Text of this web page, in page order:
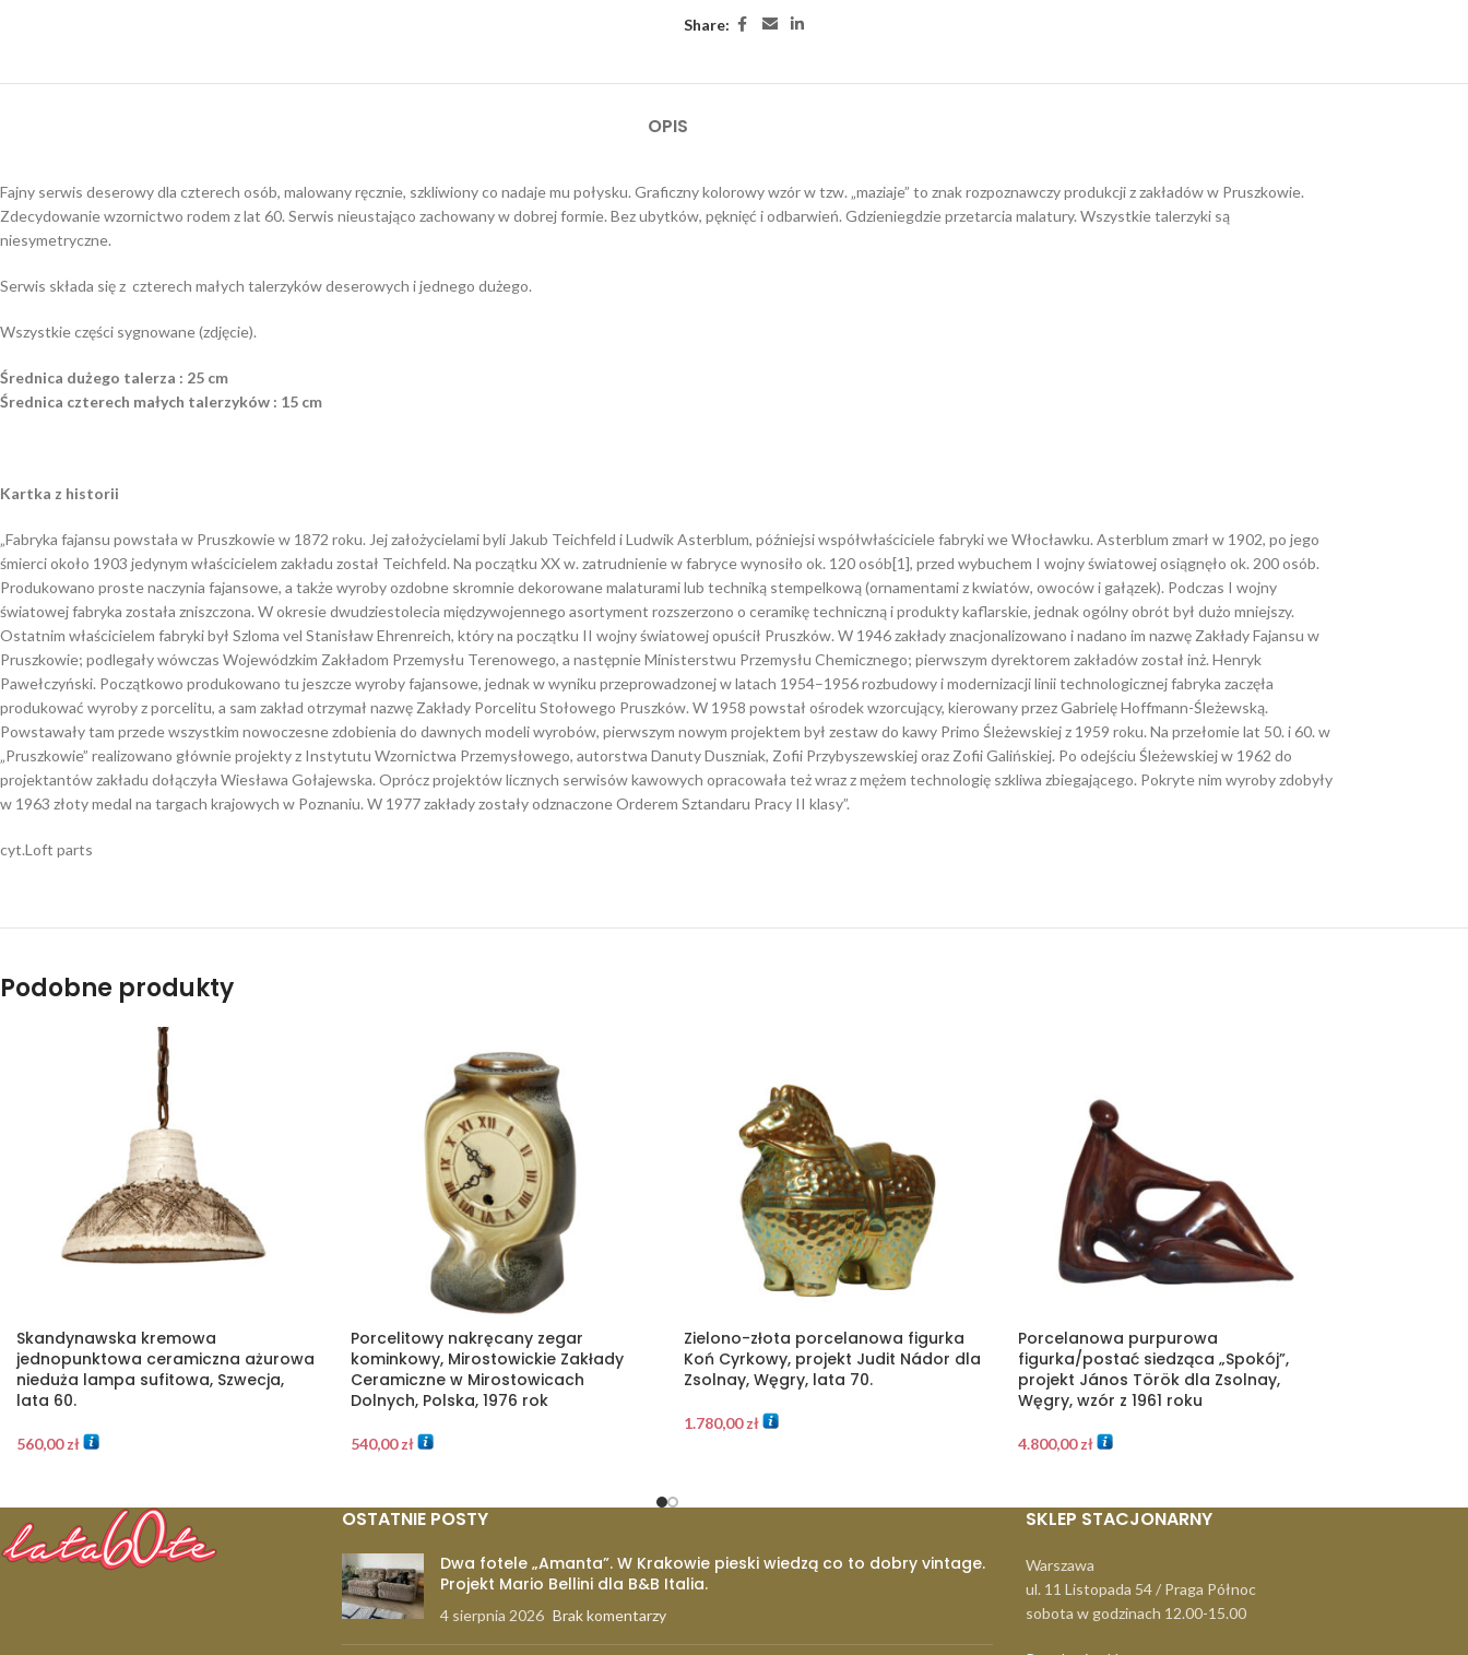
Share:
OPIS
Fajny serwis deserowy dla czterech osób, malowany ręcznie, szkliwiony co nadaje mu połysku. Graficzny kolorowy wzór w tzw. „maziaje” to znak rozpoznawczy produkcji z zakładów w Pruszkowie.
Zdecydowanie wzornictwo rodem z lat 60. Serwis nieustająco zachowany w dobrej formie. Bez ubytków, pęknięć i odbarwień. Gdzieniegdzie przetarcia malatury. Wszystkie talerzyki są
niesymetryczne.
Serwis składa się z czterech małych talerzyków deserowych i jednego dużego.
Wszystkie części sygnowane (zdjęcie).
Średnica dużego talerza : 25 cm
Średnica czterech małych talerzyków : 15 cm
Kartka z historii
„Fabryka fajansu powstała w Pruszkowie w 1872 roku. Jej założycielami byli Jakub Teichfeld i Ludwik Asterblum, późniejsi współwłaściciele fabryki we Włocławku. Asterblum zmarł w 1902, po jego
śmierci około 1903 jedynym właścicielem zakładu został Teichfeld. Na początku XX w. zatrudnienie w fabryce wynosiło ok. 120 osób[1], przed wybuchem I wojny światowej osiągnęło ok. 200 osób.
Produkowano proste naczynia fajansowe, a także wyroby ozdobne skromnie dekorowane malaturami lub techniką stempelkową (ornamentami z kwiatów, owoców i gałązek). Podczas I wojny
światowej fabryka została zniszczona. W okresie dwudziestolecia międzywojennego asortyment rozszerzono o ceramikę techniczną i produkty kaflarskie, jednak ogólny obrót był dużo mniejszy.
Ostatnim właścicielem fabryki był Szloma vel Stanisław Ehrenreich, który na początku II wojny światowej opuścił Pruszków. W 1946 zakłady znacjonalizowano i nadano im nazwę Zakłady Fajansu w
Pruszkowie; podlegały wówczas Wojewódzkim Zakładom Przemysłu Terenowego, a następnie Ministerstwu Przemysłu Chemicznego; pierwszym dyrektorem zakładów został inż. Henryk
Pawełczyński. Początkowo produkowano tu jeszcze wyroby fajansowe, jednak w wyniku przeprowadzonej w latach 1954–1956 rozbudowy i modernizacji linii technologicznej fabryka zaczęła
produkować wyroby z porcelitu, a sam zakład otrzymał nazwę Zakłady Porcelitu Stołowego Pruszków. W 1958 powstał ośrodek wzorcujący, kierowany przez Gabrielę Hoffmann-Śleżewską.
Powstawały tam przede wszystkim nowoczesne zdobienia do dawnych modeli wyrobów, pierwszym nowym projektem był zestaw do kawy Primo Śleżewskiej z 1959 roku. Na przełomie lat 50. i 60. w
„Pruszkowie” realizowano głównie projekty z Instytutu Wzornictwa Przemysłowego, autorstwa Danuty Duszniak, Zofii Przybyszewskiej oraz Zofii Galińskiej. Po odejściu Śleżewskiej w 1962 do
projektantów zakładu dołączyła Wiesława Gołajewska. Oprócz projektów licznych serwisów kawowych opracowała też wraz z mężem technologię szkliwa zbiegającego. Pokryte nim wyroby zdobyły
w 1963 złoty medal na targach krajowych w Poznaniu. W 1977 zakłady zostały odznaczone Orderem Sztandaru Pracy II klasy”.
cyt.Loft parts
Podobne produkty
Skandynawska kremowa
jednopunktowa ceramiczna ażurowa
nieduża lampa sufitowa, Szwecja,
lata 60.
560,00zł
Porcelitowy nakręcany zegar
kominkowy, Mirostowickie Zakłady
Ceramiczne w Mirostowicach
Dolnych, Polska, 1976 rok
540,00zł
Zielono-złota porcelanowa figurka
Koń Cyrkowy, projekt Judit Nádor dla
Zsolnay, Węgry, lata 70.
1.780,00zł
Porcelanowa purpurowa
figurka/postać siedząca „Spokój”,
projekt János Török dla Zsolnay,
Węgry, wzór z 1961 roku
4.800,00zł
OSTATNIE POSTY
Dwa fotele „Amanta”. W Krakowie pieski wiedzą co to dobry vintage.
Projekt Mario Bellini dla B&B Italia.
4 sierpnia 2026 Brak komentarzy
SKLEP STACJONARNY
Warszawa
ul. 11 Listopada 54 / Praga Północ
sobota w godzinach 12.00-15.00